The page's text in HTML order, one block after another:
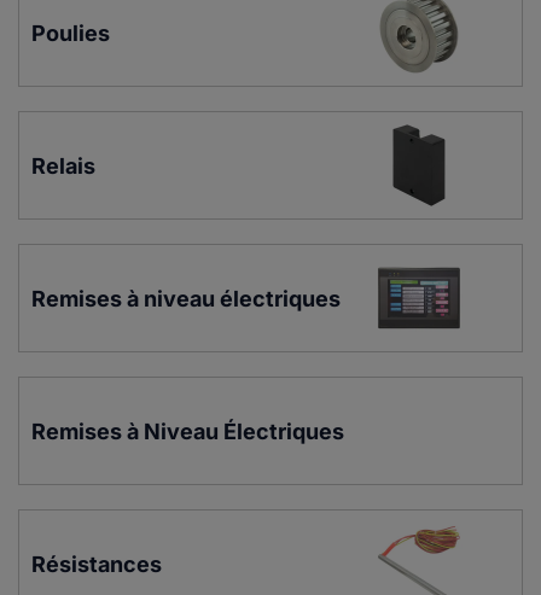
Poulies
Relais
Remises à niveau électriques
Remises à Niveau Électriques
Résistances